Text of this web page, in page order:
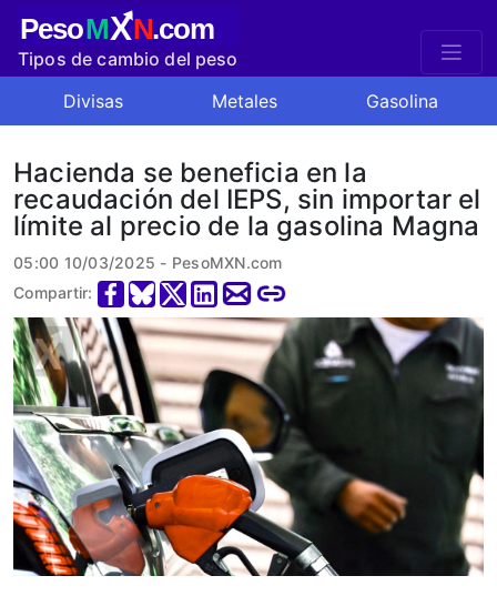
PesoMXN.com
Tipos de cambio del peso
Divisas Metales Gasolina
Hacienda se beneficia en la
recaudación del IEPS, sin importar el
límite al precio de la gasolina Magna
05:00 10/03/2025 - PesoMXN.com
Compartir: